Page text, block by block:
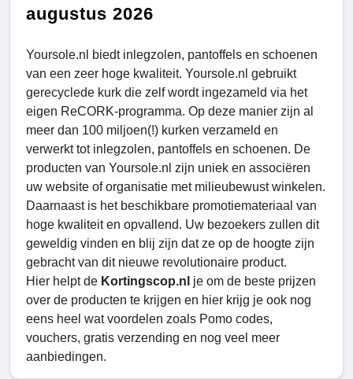
augustus 2026
Yoursole.nl biedt inlegzolen, pantoffels en schoenen
van een zeer hoge kwaliteit. Yoursole.nl gebruikt
gerecyclede kurk die zelf wordt ingezameld via het
eigen ReCORK-programma. Op deze manier zijn al
meer dan 100 miljoen(!) kurken verzameld en
verwerkt tot inlegzolen, pantoffels en schoenen. De
producten van Yoursole.nl zijn uniek en associëren
uw website of organisatie met milieubewust winkelen.
Daarnaast is het beschikbare promotiemateriaal van
hoge kwaliteit en opvallend. Uw bezoekers zullen dit
geweldig vinden en blij zijn dat ze op de hoogte zijn
gebracht van dit nieuwe revolutionaire product.
Hier helpt de Kortingscop.nl je om de beste prijzen
over de producten te krijgen en hier krijg je ook nog
eens heel wat voordelen zoals Pomo codes,
vouchers, gratis verzending en nog veel meer
aanbiedingen.